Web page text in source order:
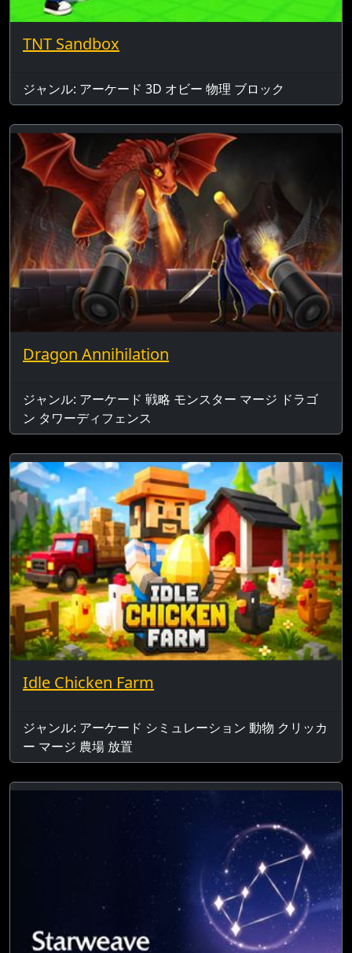
TNT Sandbox
ジャンル: アーケード 3D オビー 物理 ブロック
Dragon Annihilation
ジャンル: アーケード 戦略 モンスター マージ ドラゴ
ン タワーディフェンス
Idle Chicken Farm
ジャンル: アーケード シミュレーション 動物 クリッカ
ー マージ 農場 放置